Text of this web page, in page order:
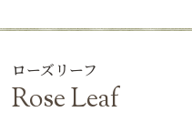
ローズリーフ
Rose Leaf